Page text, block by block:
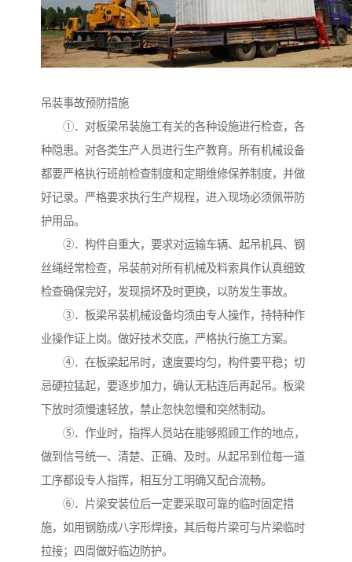
吊装事故预防措施
①．对板梁吊装施工有关的各种设施进行检查，各
种隐患。对各类生产人员进行生产教育。所有机械设备
都要严格执行班前检查制度和定期维修保养制度，并做
好记录。严格要求执行生产规程，进入现场必须佩带防
护用品。
②．构件自重大，要求对运输车辆、起吊机具、钢
丝绳经常检查，吊装前对所有机械及料索具作认真细致
检查确保完好，发现损坏及时更换，以防发生事故。
③．板梁吊装机械设备均须由专人操作，持特种作
业操作证上岗。做好技术交底，严格执行施工方案。
④．在板梁起吊时，速度要均匀，构件要平稳；切
忌硬拉猛起，要逐步加力，确认无粘连后再起吊。板梁
下放时须慢速轻放，禁止忽快忽慢和突然制动。
⑤．作业时，指挥人员站在能够照顾工作的地点，
做到信号统一、清楚、正确、及时。从起吊到位每一道
工序都设专人指挥，相互分工明确又配合流畅。
⑥．片梁安装位后一定要采取可靠的临时固定措
施，如用钢筋成八字形焊接，其后每片梁可与片梁临时
拉接；四周做好临边防护。